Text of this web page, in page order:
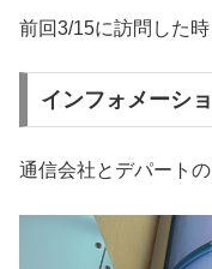
前回3/15に訪問した
インフォメーシ
通信会社とデパートの